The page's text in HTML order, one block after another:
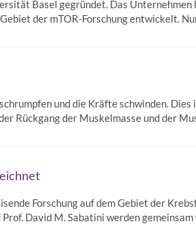
Basel gegründet. Das Unternehmen
der mTOR-Forschung entwickelt.
und die Kräfte schwinden. Dies
Rückgang der Muskelmasse und der
Forschung auf dem Gebiet der
David M. Sabatini werden